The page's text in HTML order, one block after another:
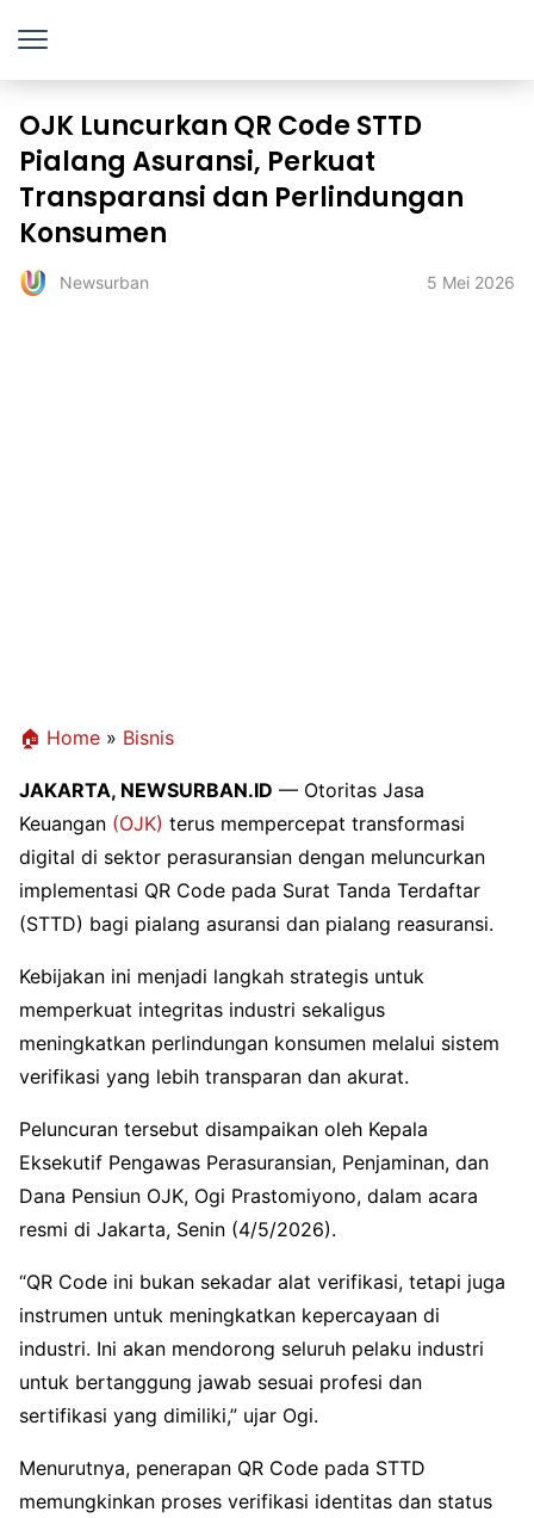
OJK Luncurkan QR Code STTD
Pialang Asuransi, Perkuat
Transparansi dan Perlindungan
Konsumen
Newsurban 5 Mei 2026
🏠 Home » Bisnis
JAKARTA, NEWSURBAN.ID — Otoritas Jasa
Keuangan (OJK) terus mempercepat transformasi
digital di sektor perasuransian dengan meluncurkan
implementasi QR Code pada Surat Tanda Terdaftar
(STTD) bagi pialang asuransi dan pialang reasuransi.
Kebijakan ini menjadi langkah strategis untuk
memperkuat integritas industri sekaligus
meningkatkan perlindungan konsumen melalui sistem
verifikasi yang lebih transparan dan akurat.
Peluncuran tersebut disampaikan oleh Kepala
Eksekutif Pengawas Perasuransian, Penjaminan, dan
Dana Pensiun OJK, Ogi Prastomiyono, dalam acara
resmi di Jakarta, Senin (4/5/2026).
“QR Code ini bukan sekadar alat verifikasi, tetapi juga
instrumen untuk meningkatkan kepercayaan di
industri. Ini akan mendorong seluruh pelaku industri
untuk bertanggung jawab sesuai profesi dan
sertifikasi yang dimiliki,” ujar Ogi.
Menurutnya, penerapan QR Code pada STTD
memungkinkan proses verifikasi identitas dan status